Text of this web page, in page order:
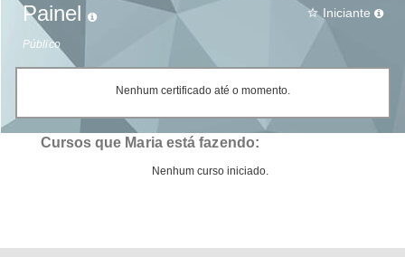
Painel
Público
star_border Iniciante
Nenhum certificado até o momento.
Cursos que Maria está fazendo:
Nenhum curso iniciado.